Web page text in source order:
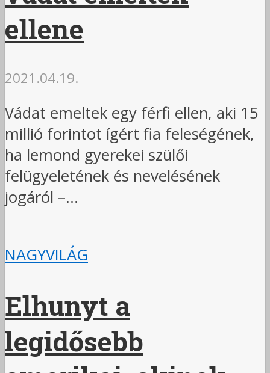
ellene
2021.04.19.
Vádat emeltek egy férfi ellen, aki 15
millió forintot ígért fia feleségének,
ha lemond gyerekei szülői
felügyeletének és nevelésének
jogáról –...
NAGYVILÁG
Elhunyt a
legidősebb